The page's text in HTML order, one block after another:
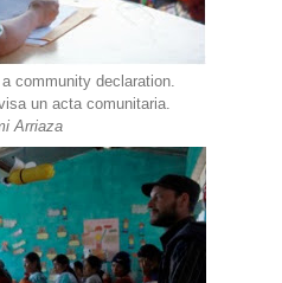
community declaration.
un acta comunitaria.
Arriaza